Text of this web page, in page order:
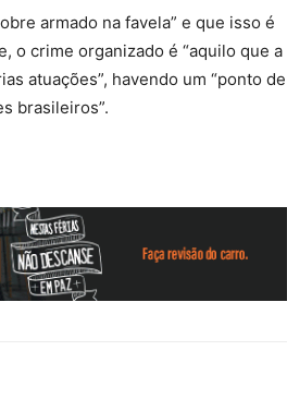
armado na favela” e que isso é
o crime organizado é “aquilo que a
atuações”, havendo um “ponto de
brasileiros”.